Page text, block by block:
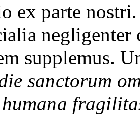
ex parte
supplemus.
sanctorum